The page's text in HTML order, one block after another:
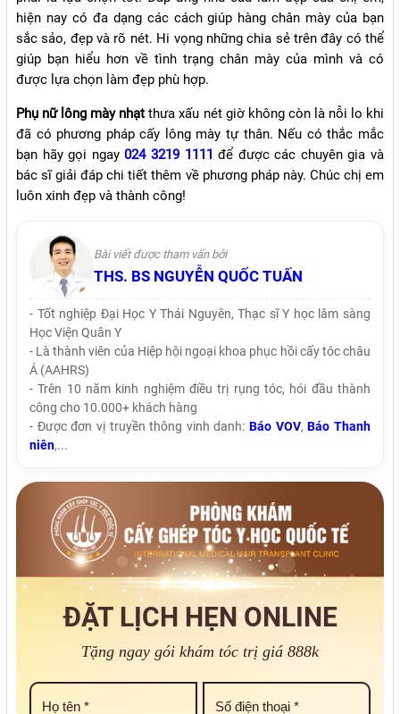
hiện nay có đa dạng các cách giúp hàng chân mày của bạn
sắc sảo, đẹp và rõ nét. Hi vọng những chia sẻ trên đây có thể
giúp bạn hiểu hơn về tình trạng chân mày của mình và có
được lựa chọn làm đẹp phù hợp.
Phụ nữ lông mày nhạt thưa xấu nét giờ không còn là nỗi lo khi
đã có phương pháp cấy lông mày tự thân. Nếu có thắc mắc
bạn hãy gọi ngay024 3219 1111 để được các chuyên gia và
bác sĩ giải đáp chi tiết thêm về phương pháp này. Chúc chị em
luôn xinh đẹp và thành công!
Bài viết được tham vấn bởi
THS. BS NGUYỄN QUỐC TUẤN
- Tốt nghiệp Đại Học Y Thái Nguyên, Thạc sĩ Y học lâm sàng
Học Viện Quân Y
- Là thành viên của Hiệp hội ngoại khoa phục hồi cấy tóc châu
Á (AAHRS)
- Trên 10 năm kinh nghiệm điều trị rụng tóc, hói đầu thành
công cho 10.000+ khách hàng
- Được đơn vị truyền thông vinh danh:Báo VOV,Báo Thanh
niên,...
ĐẶT LỊCH HẸN ONLINE
Tặng ngay gói khám tóc trị giá 888k